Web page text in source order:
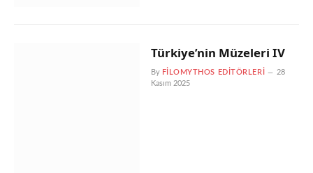
Türkiye’nin Müzeleri IV
By FILOMYTHOS EDITÖRLERI
28
Kasım 2025